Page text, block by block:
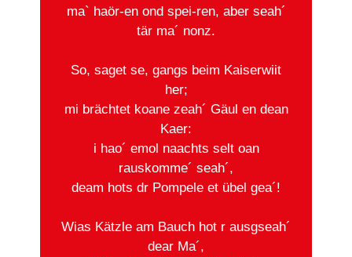
ma` haör-en ond spei-ren, aber seah´
tär ma´ nonz.
So, saget se, gangs beim Kaiserwiit
her;
mi brächtet koane zeah´ Gäul en dean
Kaer:
i hao´ emol naachts selt oan
rauskomme´ seah´,
deam hots dr Pompele et übel gea´!
Wias Kätzle am Bauch hot r ausgseah´
dear Ma´,